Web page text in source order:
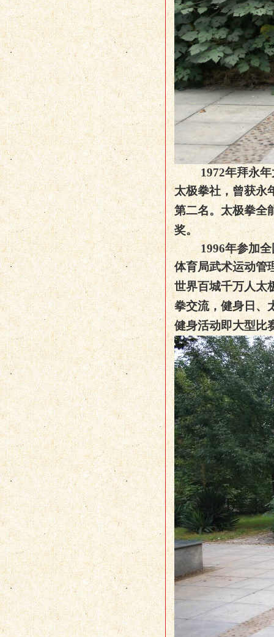
1972年拜永
太极拳社，曾获永
第二名。太极拳全
奖。
1996年参加
体育局武术运动管
世界百城千万人太
拳交流，健身日、
健身活动即大型比